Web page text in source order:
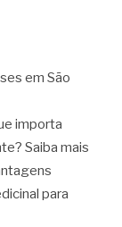
em São
importa
Saiba mais
para